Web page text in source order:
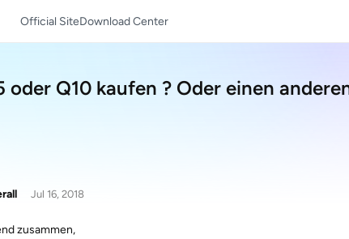
Official SiteDownload Center
oder Q10 kaufen ? Oder einen
Jul 16, 2018
zusammen,